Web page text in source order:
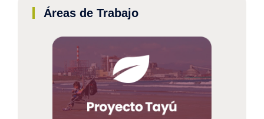
Áreas de Trabajo